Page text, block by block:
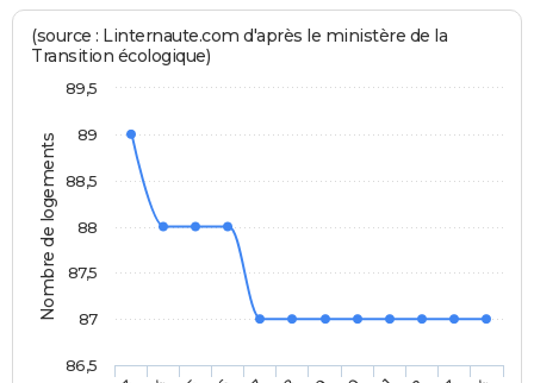
Nombre de logements
(source : Linternaute.com d'après le ministère de la
Transition écologique)
86,5
87
87,5
88
88,5
89
89,5